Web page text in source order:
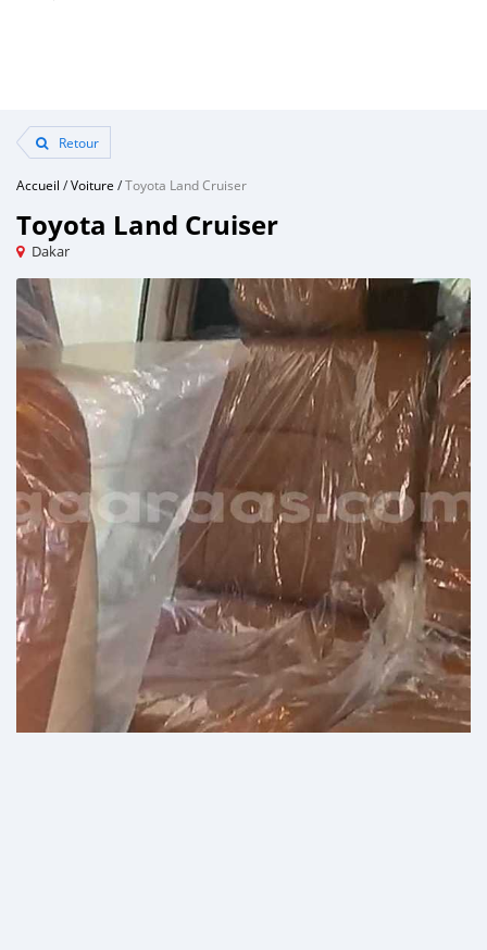
Retour
Accueil /Voiture /Toyota Land Cruiser
Toyota Land Cruiser
Dakar